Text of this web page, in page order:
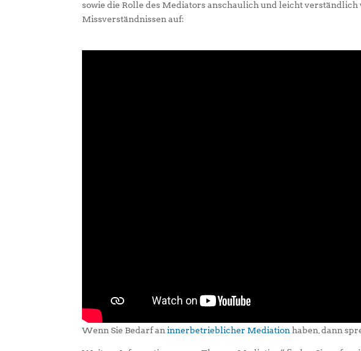
sowie die Rolle des Mediators anschaulich und leicht
Missverständnissen auf:
Wenn Sie Bedarf aninnerbetrieblicher Mediationhaben, dann